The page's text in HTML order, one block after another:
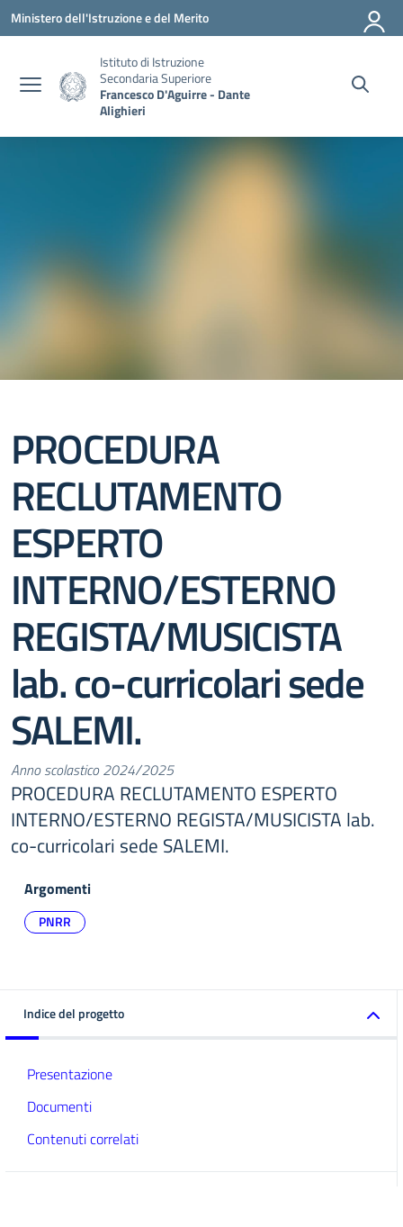
Vai ai contenuti
Vai al menu di navigazione
Vai al footer
Ministero dell'Istruzione e del Merito
Istituto di Istruzione
Secondaria Superiore
Francesco D'Aguirre - Dante
Alighieri
PROCEDURA
RECLUTAMENTO
ESPERTO
INTERNO/ESTERNO
REGISTA/MUSICISTA
lab. co-curricolari sede
SALEMI.
Anno scolastico 2024/2025
PROCEDURA RECLUTAMENTO ESPERTO
INTERNO/ESTERNO REGISTA/MUSICISTA lab.
co-curricolari sede SALEMI.
Argomenti
PNRR
Indice del progetto
Presentazione
Documenti
Contenuti correlati